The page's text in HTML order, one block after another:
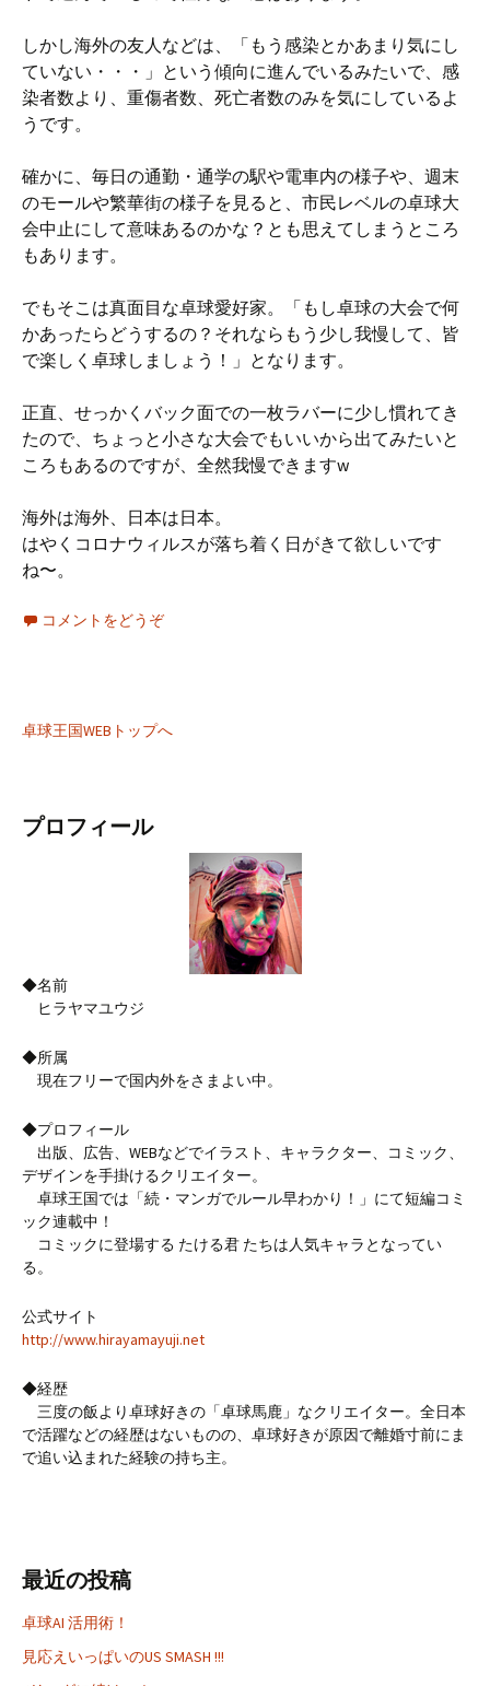
しかし海外の友人などは、「もう感染とかあまり気にし
ていない・・・」という傾向に進んでいるみたいで、感
染者数より、重傷者数、死亡者数のみを気にしているよ
うです。
確かに、毎日の通勤・通学の駅や電車内の様子や、週末
のモールや繁華街の様子を見ると、市民レベルの卓球大
会中止にして意味あるのかな？とも思えてしまうところ
もあります。
でもそこは真面目な卓球愛好家。「もし卓球の大会で何
かあったらどうするの？それならもう少し我慢して、皆
で楽しく卓球しましょう！」となります。
正直、せっかくバック面での一枚ラバーに少し慣れてき
たので、ちょっと小さな大会でもいいから出てみたいと
ころもあるのですが、全然我慢できますw
海外は海外、日本は日本。
はやくコロナウィルスが落ち着く日がきて欲しいです
ね〜。
コメントをどうぞ
卓球王国WEBトップへ
プロフィール
◆名前
ヒラヤマユウジ
◆所属
現在フリーで国内外をさまよい中。
◆プロフィール
出版、広告、WEBなどでイラスト、キャラクター、コミック、
デザインを手掛けるクリエイター。
卓球王国では「続・マンガでルール早わかり！」にて短編コミ
ック連載中！
コミックに登場する たける君 たちは人気キャラとなってい
る。
公式サイト
http://www.hirayamayuji.net
◆経歴
三度の飯より卓球好きの「卓球馬鹿」なクリエイター。全日本
で活躍などの経歴はないものの、卓球好きが原因で離婚寸前にま
で追い込まれた経験の持ち主。
最近の投稿
卓球AI 活用術！
見応えいっぱいのUS SMASH !!!